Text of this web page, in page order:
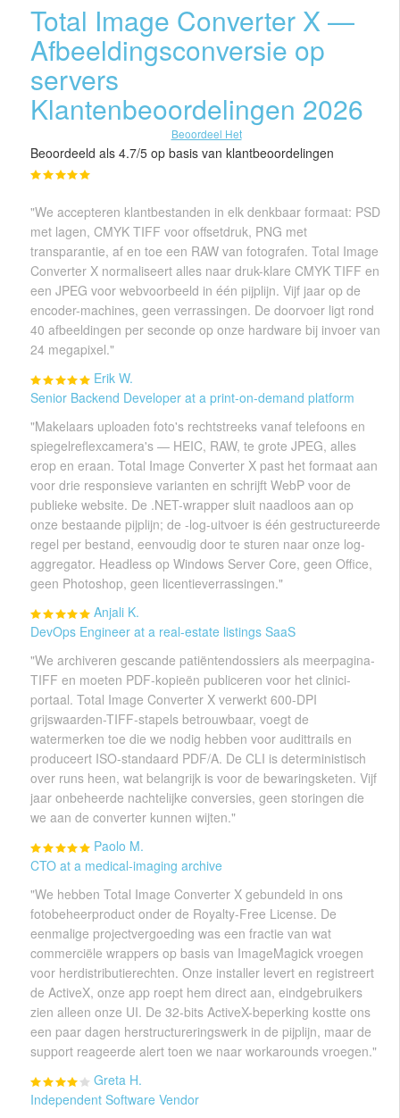
Total Image Converter X —
Afbeeldingsconversie op
servers
Klantenbeoordelingen 2026
Beoordeel Het
Beoordeeld als 4.7/5 op basis van klantbeoordelingen
"We accepteren klantbestanden in elk denkbaar formaat: PSD
met lagen, CMYK TIFF voor offsetdruk, PNG met
transparantie, af en toe een RAW van fotografen. Total Image
Converter X normaliseert alles naar druk-klare CMYK TIFF en
een JPEG voor webvoorbeeld in één pijplijn. Vijf jaar op de
encoder-machines, geen verrassingen. De doorvoer ligt rond
40 afbeeldingen per seconde op onze hardware bij invoer van
24 megapixel."
Erik W.
Senior Backend Developer at a print-on-demand platform
"Makelaars uploaden foto's rechtstreeks vanaf telefoons en
spiegelreflexcamera's — HEIC, RAW, te grote JPEG, alles
erop en eraan. Total Image Converter X past het formaat aan
voor drie responsieve varianten en schrijft WebP voor de
publieke website. De .NET-wrapper sluit naadloos aan op
onze bestaande pijplijn; de -log-uitvoer is één gestructureerde
regel per bestand, eenvoudig door te sturen naar onze log-
aggregator. Headless op Windows Server Core, geen Office,
geen Photoshop, geen licentieverrassingen."
Anjali K.
DevOps Engineer at a real-estate listings SaaS
"We archiveren gescande patiëntendossiers als meerpagina-
TIFF en moeten PDF-kopieën publiceren voor het clinici-
portaal. Total Image Converter X verwerkt 600-DPI
grijswaarden-TIFF-stapels betrouwbaar, voegt de
watermerken toe die we nodig hebben voor audittrails en
produceert ISO-standaard PDF/A. De CLI is deterministisch
over runs heen, wat belangrijk is voor de bewaringsketen. Vijf
jaar onbeheerde nachtelijke conversies, geen storingen die
we aan de converter kunnen wijten."
Paolo M.
CTO at a medical-imaging archive
"We hebben Total Image Converter X gebundeld in ons
fotobeheerproduct onder de Royalty-Free License. De
eenmalige projectvergoeding was een fractie van wat
commerciële wrappers op basis van ImageMagick vroegen
voor herdistributierechten. Onze installer levert en registreert
de ActiveX, onze app roept hem direct aan, eindgebruikers
zien alleen onze UI. De 32-bits ActiveX-beperking kostte ons
een paar dagen herstructureringswerk in de pijplijn, maar de
support reageerde alert toen we naar workarounds vroegen."
Greta H.
Independent Software Vendor